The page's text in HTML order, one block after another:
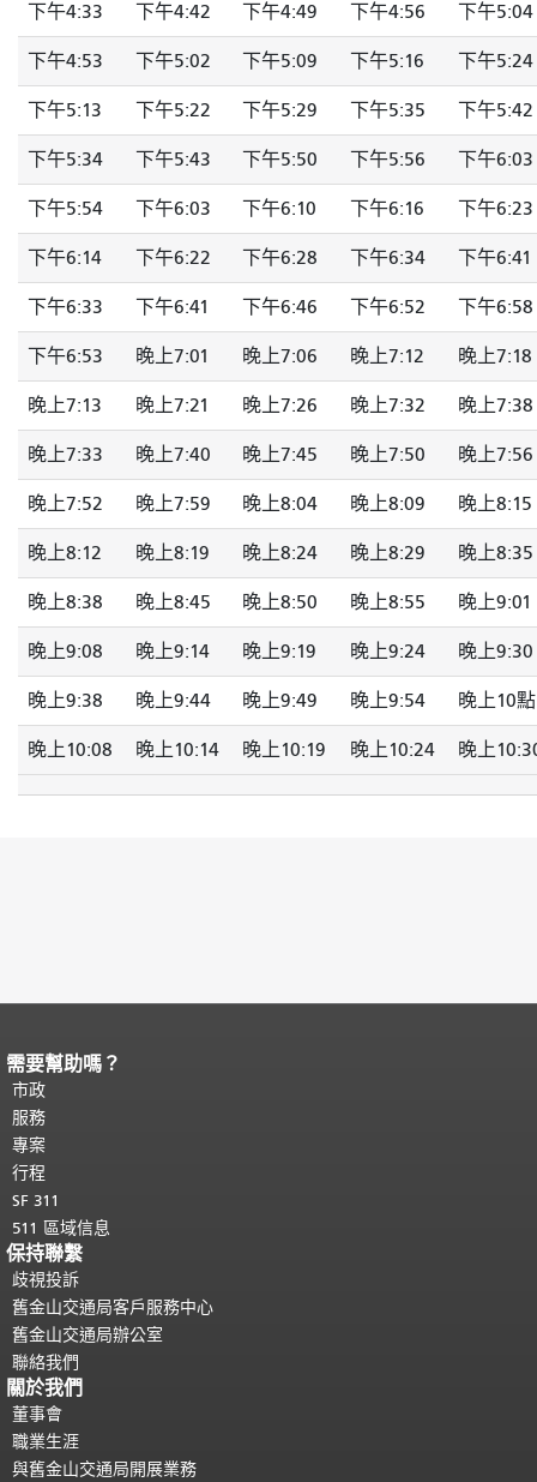
下午4:33 下午4:42 下午4:49 下午4:56 下午5:04
下午4:53 下午5:02 下午5:09 下午5:16 下午5:24
下午5:13 下午5:22 下午5:29 下午5:35 下午5:42
下午5:34 下午5:43 下午5:50 下午5:56 下午6:03
下午5:54 下午6:03 下午6:10 下午6:16 下午6:23
下午6:14 下午6:22 下午6:28 下午6:34 下午6:41
下午6:33 下午6:41 下午6:46 下午6:52 下午6:58
下午6:53 晚上7:01 晚上7:06 晚上7:12 晚上7:18
晚上7:13 晚上7:21 晚上7:26 晚上7:32 晚上7:38
晚上7:33 晚上7:40 晚上7:45 晚上7:50 晚上7:56
晚上7:52 晚上7:59 晚上8:04 晚上8:09 晚上8:15
晚上8:12 晚上8:19 晚上8:24 晚上8:29 晚上8:35
晚上8:38 晚上8:45 晚上8:50 晚上8:55 晚上9:01
晚上9:08 晚上9:14 晚上9:19 晚上9:24 晚上9:30
晚上9:38 晚上9:44 晚上9:49 晚上9:54 晚上10點
晚上10:08 晚上10:14 晚上10:19 晚上10:24 晚上
頁面內容結束。
都會重複顯示。
需要幫助嗎？
市政
服務
專案
行程
SF 311
511 區域信息
保持聯繫
歧視投訴
舊金山交通局客戶服務中心
舊金山交通局辦公室
聯絡我們
關於我們
董事會
職業生涯
與舊金山交通局開展業務